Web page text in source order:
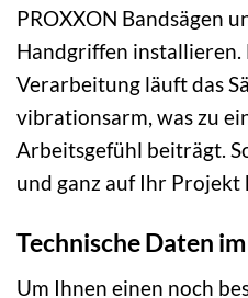
PROXXON Bandsägen
Handgriffen installieren.
Verarbeitung läuft das
vibrationsarm, was zu
Arbeitsgefühl beiträgt.
und ganz auf Ihr
Technische Daten
Um Ihnen einen noch